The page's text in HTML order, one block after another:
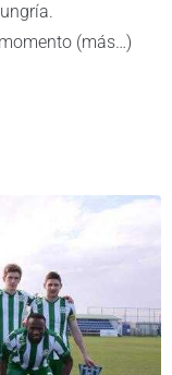
(más…)